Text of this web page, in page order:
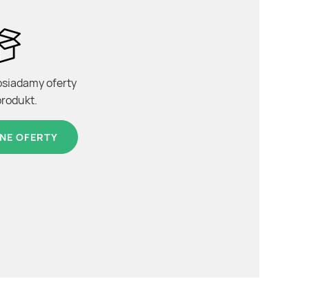
oferty
OFERTY